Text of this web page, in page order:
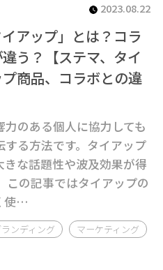
2023.08.22
アップ」とは？コラ
う？【ステマ、タイ
商品、コラボとの違
のある個人に協力しても
る方法です。タイアップ
な話題性や波及効果が得
この記事ではタイアップの
使…
ランディング マーケティング